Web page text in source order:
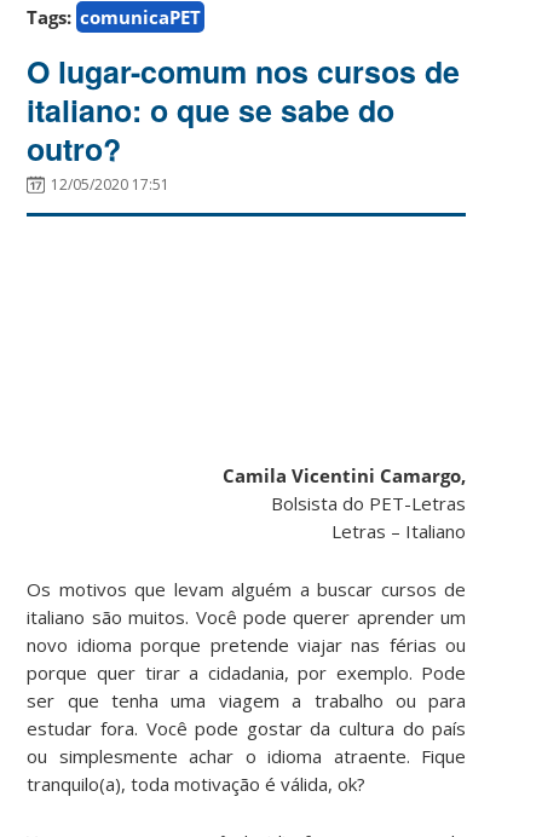
Tags: comunicaPET
O lugar-comum nos cursos de
italiano: o que se sabe do
outro?
12/05/2020 17:51
Camila Vicentini Camargo,
Bolsista do PET-Letras
Letras – Italiano
Os motivos que levam alguém a buscar cursos de
italiano são muitos. Você pode querer aprender um
novo idioma porque pretende viajar nas férias ou
porque quer tirar a cidadania, por exemplo. Pode
ser que tenha uma viagem a trabalho ou para
estudar fora. Você pode gostar da cultura do país
ou simplesmente achar o idioma atraente. Fique
tranquilo(a), toda motivação é válida, ok?